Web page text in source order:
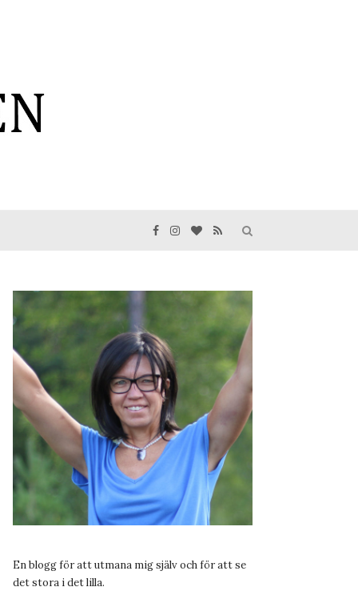
En blogg för att utmana mig själv och för att se
det stora i det lilla.